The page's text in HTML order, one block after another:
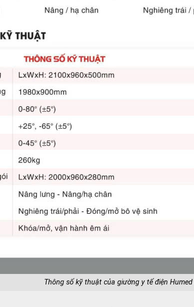
Thông số kỹ thuật của giường y tế điện Humed